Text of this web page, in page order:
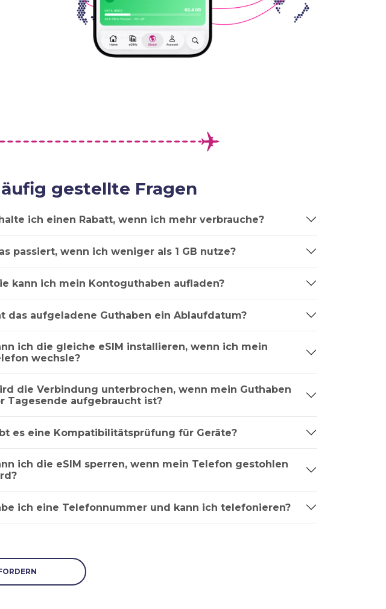
gestellte Fragen
ich einen Rabatt, wenn ich mehr verbrauche?
passiert, wenn ich weniger als 1 GB nutze?
kann ich mein Kontoguthaben aufladen?
das aufgeladene Guthaben ein Ablaufdatum?
ich die gleiche eSIM installieren, wenn ich mein
wechsle?
die Verbindung unterbrochen, wenn mein Guthaben
Tagesende aufgebraucht ist?
es eine Kompatibilitätsprüfung für Geräte?
ich die eSIM sperren, wenn mein Telefon gestohlen
ich eine Telefonnummer und kann ich telefonieren?